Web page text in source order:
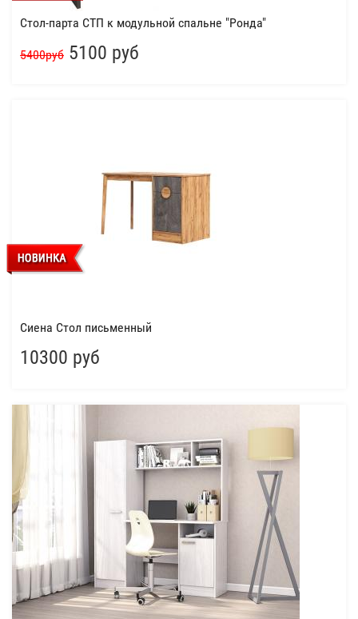
Стол-парта СТП к модульной спальне "Ронда"
5400руб 5100 руб
Сиена Стол письменный
10300 руб